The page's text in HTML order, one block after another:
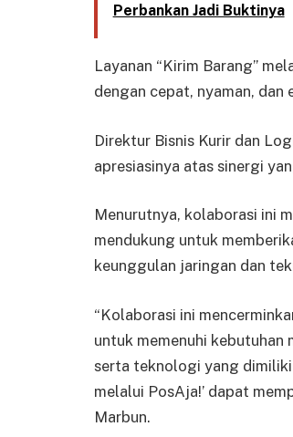
Perbankan Jadi Buktinya
Layanan “Kirim Barang”
dengan cepat, nyaman,
Direktur Bisnis Kurir dan
apresiasinya atas sinergi
Menurutnya, kolaborasi ini
mendukung untuk
keunggulan jaringan dan
“Kolaborasi ini
untuk memenuhi
serta teknologi yang dimiliki
melalui PosAja!’ dapat
Marbun.